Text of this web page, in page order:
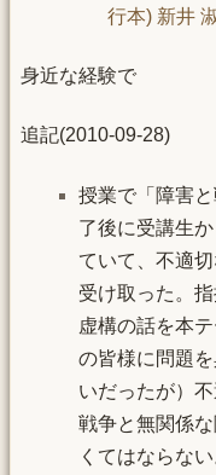
行本) 新井
身近な経験で
追記(2010-09-28)
授業で「障害
了後に受講生
ていて、不適
受け取った。
虚構の話を本
の皆様に問題
いだったが）
戦争と無関係
くてはならな